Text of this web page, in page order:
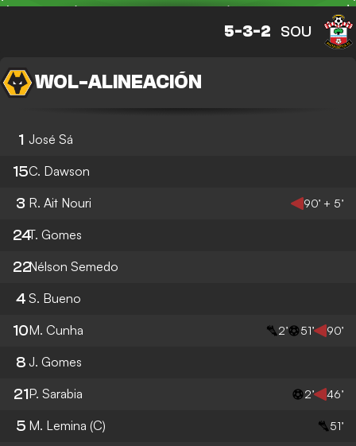
5-3-2 SOU
WOL-ALINEACIÓN
1 José Sá
15C. Dawson
3 R. Ait Nouri 90’ + 5’
24T. Gomes
22Nélson Semedo
4 S. Bueno
10M. Cunha 2’ 51’ 90’
8 J. Gomes
21P. Sarabia 2’ 46’
5 M. Lemina (C) 51’